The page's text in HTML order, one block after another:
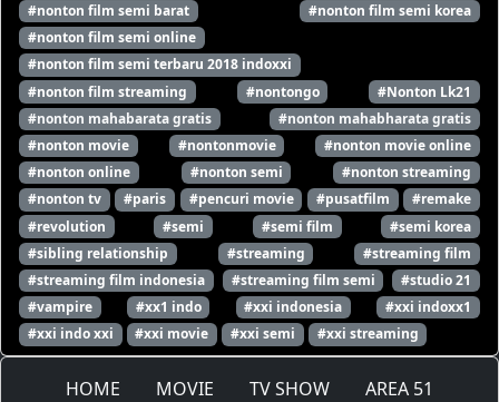
#nonton film semi barat
#nonton film semi korea
#nonton film semi online
#nonton film semi terbaru 2018 indoxxi
#nonton film streaming
#nontongo
#Nonton Lk21
#nonton mahabarata gratis
#nonton mahabharata gratis
#nonton movie
#nontonmovie
#nonton movie online
#nonton online
#nonton semi
#nonton streaming
#nonton tv
#paris #pencuri movie #pusatfilm
#remake
#revolution
#semi #semi film
#semi korea
#sibling relationship
#streaming
#streaming film
#streaming film indonesia
#streaming film semi
#studio 21
#vampire
#xx1 indo #xxi indonesia
#xxi indoxx1
#xxi indo xxi
#xxi movie #xxi semi #xxi streaming
HOME MOVIE TV SHOW
AREA 51